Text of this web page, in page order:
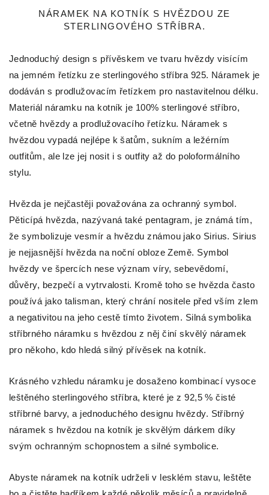
NÁRAMEK NA KOTNÍK S HVĚZDOU ZE
STERLINGOVÉHO STŘÍBRA.
Jednoduchý design s přívěskem ve tvaru hvězdy visícím
na jemném řetízku ze sterlingového stříbra 925. Náramek je
dodáván s prodlužovacím řetízkem pro nastavitelnou délku.
Materiál náramku na kotník je 100% sterlingové stříbro,
včetně hvězdy a prodlužovacího řetízku. Náramek s
hvězdou vypadá nejlépe k šatům, sukním a ležérním
outfitům, ale lze jej nosit i s outfity až do poloformálního
stylu.
Hvězda je nejčastěji považována za ochranný symbol.
Pěticípá hvězda, nazývaná také pentagram, je známá tím,
že symbolizuje vesmír a hvězdu známou jako Sirius. Sirius
je nejjasnější hvězda na noční obloze Země. Symbol
hvězdy ve špercích nese význam víry, sebevědomí,
důvěry, bezpečí a vytrvalosti. Kromě toho se hvězda často
používá jako talisman, který chrání nositele před vším zlem
a negativitou na jeho cestě tímto životem. Silná symbolika
stříbrného náramku s hvězdou z něj činí skvělý náramek
pro někoho, kdo hledá silný přívěsek na kotník.
Krásného vzhledu náramku je dosaženo kombinací vysoce
leštěného sterlingového stříbra, které je z 92,5 % čisté
stříbrné barvy, a jednoduchého designu hvězdy. Stříbrný
náramek s hvězdou na kotník je skvělým dárkem díky
svým ochranným schopnostem a silné symbolice.
Abyste náramek na kotník udrželi v lesklém stavu, leštěte